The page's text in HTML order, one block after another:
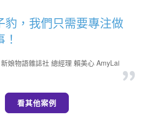
豹，我們只需要專注做
娘物語雜誌社 總經理 賴美心 AmyLai
看其他案例